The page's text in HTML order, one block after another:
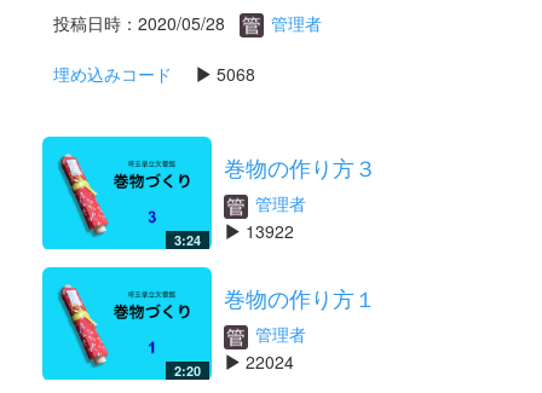
投稿日時：2020/05/28 管理者
埋め込みコード 5068
3:24
巻物の作り方３
管理者
13922
2:20
巻物の作り方１
管理者
22024